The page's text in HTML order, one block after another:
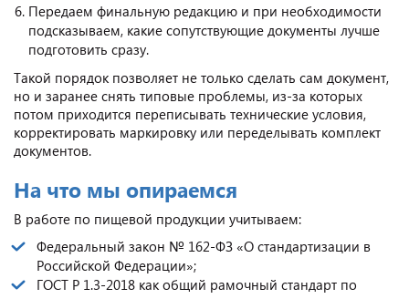
Передаем финальную редакцию и при необходимости
подсказываем, какие сопутствующие документы лучше
подготовить сразу.
Такой порядок позволяет не только сделать сам документ,
но и заранее снять типовые проблемы, из-за которых
потом приходится переписывать технические условия,
корректировать маркировку или переделывать комплект
документов.
На что мы опираемся
В работе по пищевой продукции учитываем:
Федеральный закон № 162-ФЗ «О стандартизации в
Российской Федерации»;
ГОСТ Р 1.3-2018 как общий рамочный стандарт по